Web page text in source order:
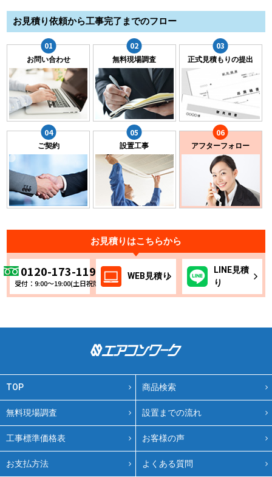
お見積り依頼から工事完了までのフロー
お問い合わせ 無料現場調査 正式見積もりの提出
ご契約 設置工事 アフターフォロー
お見積りはこちらから
0120-173-119
受付：9:00～19:00(土日祝除く)
WEB見積り
LINE見積
り
TOP 商品検索
無料現場調査 設置までの流れ
工事標準価格表 お客様の声
お支払方法 よくある質問